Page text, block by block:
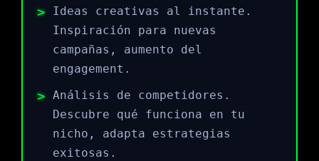
Ideas creativas al instante.
Inspiración para nuevas
campañas, aumento del
engagement.
Análisis de competidores.
Descubre qué funciona en tu
nicho, adapta estrategias
exitosas.